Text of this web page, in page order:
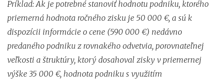
Príklad: Ak je potrebné stanoviť hodnotu podniku, ktorého
priemerná hodnota ročného zisku je 50 000 €, a sú k
dispozícii informácie o cene (590 000 €) nedávno
predaného podniku z rovnakého odvetvia, porovnateľnej
veľkosti a štruktúry, ktorý dosahoval zisky v priemernej
výške 35 000 €, hodnota podniku s využitím